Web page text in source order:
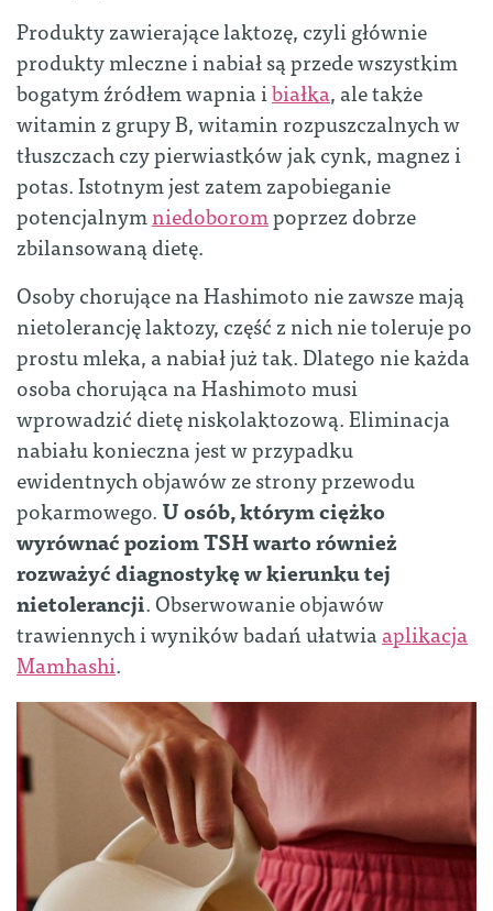
Produkty zawierające laktozę, czyli głównie
produkty mleczne i nabiał są przede wszystkim
bogatym źródłem wapnia ibiałka, ale także
witamin z grupy B, witamin rozpuszczalnych w
tłuszczach czy pierwiastków jak cynk, magnez i
potas. Istotnym jest zatem zapobieganie
potencjalnymniedoborompoprzez dobrze
zbilansowaną dietę.
Osoby chorujące na Hashimoto nie zawsze mają
nietolerancję laktozy, część z nich nie toleruje po
prostu mleka, a nabiał już tak. Dlatego nie każda
osoba chorująca na Hashimoto musi
wprowadzić dietę niskolaktozową. Eliminacja
nabiału konieczna jest w przypadku
ewidentnych objawów ze strony przewodu
pokarmowego.U osób, którym ciężko
wyrównać poziom TSH warto również
rozważyć diagnostykę w kierunku tej
nietolerancji. Obserwowanie objawów
trawiennych i wyników badań ułatwiaaplikacja
Mamhashi.